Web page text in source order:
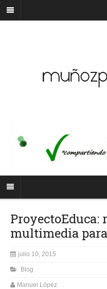
ProyectoEduca:
multimedia
julio 10, 2015
Blog
Manuel López